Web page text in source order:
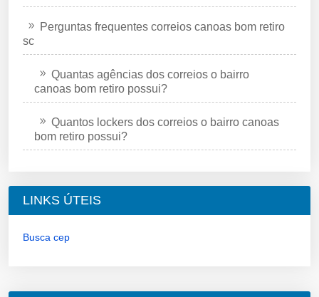
Perguntas frequentes correios canoas bom retiro
sc
Quantas agências dos correios o bairro
canoas bom retiro possui?
Quantos lockers dos correios o bairro canoas
bom retiro possui?
LINKS ÚTEIS
Busca cep